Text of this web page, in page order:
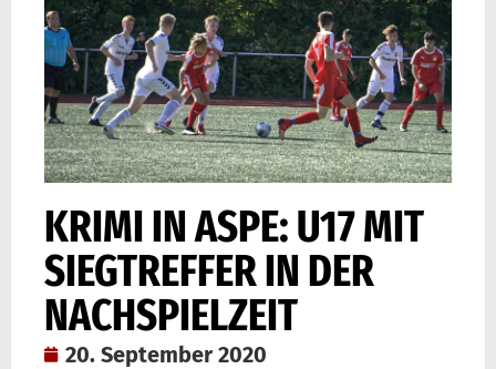
KRIMI IN ASPE: U17 MIT
SIEGTREFFER IN DER
NACHSPIELZEIT
20. September 2020